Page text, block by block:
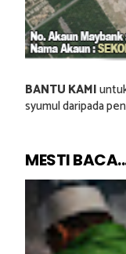
BANTU KAMI
syumul daripada
MESTI